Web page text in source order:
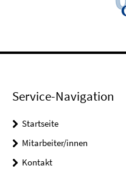
Service-Navigation
Startseite
Mitarbeiter/innen
Kontakt